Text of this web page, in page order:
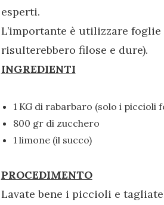
esperti.
L’importante è utilizzare
risulterebbero filose e dure).
INGREDIENTI
1 KG di rabarbaro (solo i piccioli
800 gr di zucchero
1 limone (il succo)
PROCEDIMENTO
Lavate bene i piccioli e